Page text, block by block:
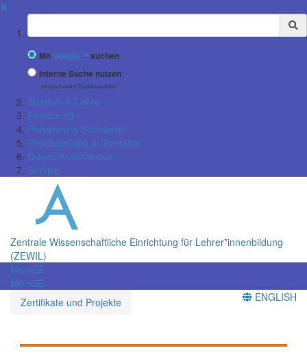
✖
Suchbegriff
Mit Google™ suchen
Interne Suche nutzen
(eingeschränkte Ergebnisqualität)
Studium & Lehre
Forschung
Personen & Strukturen
Gleichstellung & Diversität
Querschnittsthemen
Service
Zentrale Wissenschaftliche Einrichtung für Lehrer*innenbildung
(ZEWIL)
Menü
Menü
Zertifikate und Projekte
ENGLISH